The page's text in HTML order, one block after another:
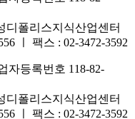
디폴리스지식산업센터
ㅣ 팩스 : 02-3472-3592
자등록번호 118-82-
디폴리스지식산업센터
ㅣ 팩스 : 02-3472-3592